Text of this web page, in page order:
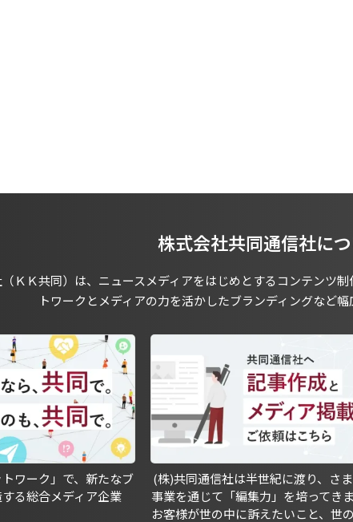
株式会社共同通信社に
ＫＫ共同）は、ニュースメディアをはじめとするコンテンツ
トワークとメディアの力を活かしたブランディングなど幅
トワーク」で、新たなブ
る総合メディア企業
(株)共同通信社は半世紀に渡り、さ
事業を通じて「編集力」を培ってきま
お客様が世の中に訴えたいこと、世